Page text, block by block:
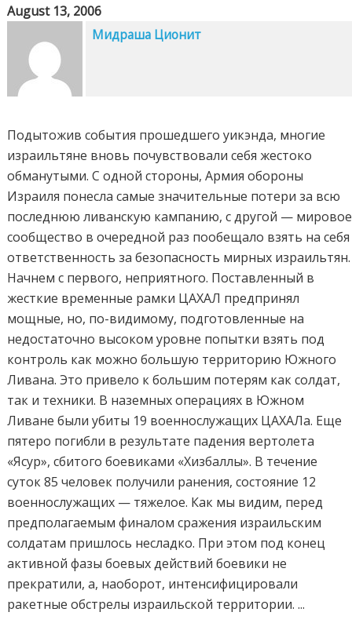
August 13, 2006
Мидраша Ционит
Подытожив события прошедшего уикэнда, многие
израильтяне вновь почувствовали себя жестоко
обманутыми. С одной стороны, Армия обороны
Израиля понесла самые значительные потери за всю
последнюю ливанскую кампанию, с другой — мировое
сообщество в очередной раз пообещало взять на себя
ответственность за безопасность мирных израильтян.
Начнем с первого, неприятного. Поставленный в
жесткие временные рамки ЦАХАЛ предпринял
мощные, но, по-видимому, подготовленные на
недостаточно высоком уровне попытки взять под
контроль как можно большую территорию Южного
Ливана. Это привело к большим потерям как солдат,
так и техники. В наземных операциях в Южном
Ливане были убиты 19 военнослужащих ЦАХАЛа. Еще
пятеро погибли в результате падения вертолета
«Ясур», сбитого боевиками «Хизбаллы». В течение
суток 85 человек получили ранения, состояние 12
военнослужащих — тяжелое. Как мы видим, перед
предполагаемым финалом сражения израильским
солдатам пришлось несладко. При этом под конец
активной фазы боевых действий боевики не
прекратили, а, наоборот, интенсифицировали
ракетные обстрелы израильской территории. ...